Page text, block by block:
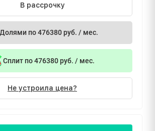
В рассрочку
по 476380 руб. / мес.
Сплит по 476380 руб. / мес.
Не устроила цена?